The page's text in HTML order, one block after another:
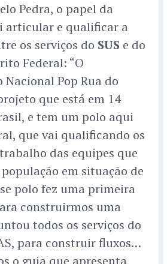
Pedra, o papel da
articular e qualificar a
os serviços do SUS e do
Federal: “O
Pop Rua do
que está em 14
e tem um polo aqui
que vai qualificando os
das equipes que
em situação de
polo fez uma primeira
construirmos uma
todos os serviços do
para construir fluxos…
o guia que apresenta